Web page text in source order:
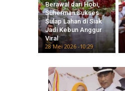
Berawal dari Hobi,
Suherman Sukses
Sulap Lahan di Siak
Jadi Kebun Anggur
Viral
28 Mei 2026 -10:29